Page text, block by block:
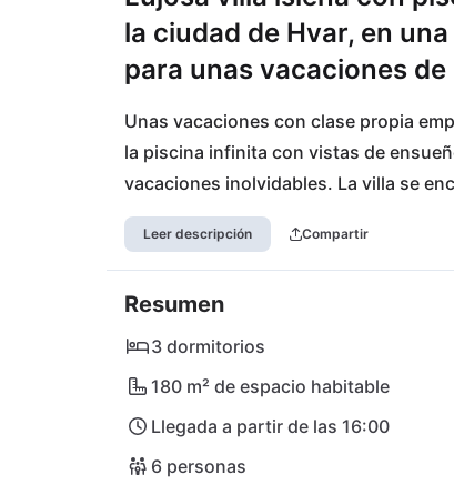
la ciudad de Hvar, en
para unas vacaciones
Unas vacaciones con clase propia
la piscina infinita con vistas de
vacaciones inolvidables. La villa se
tanto un punto de partida ideal para
de la arquitectura se encuentra con
así como con playas de arena de
mundo, muy popular también entre
vacaciones de playa, naturaleza y
Leer descripción Compartir
Resumen
3 dormitorios
180 m² de espacio habitable
Llegada a partir de las 16:00
6 personas